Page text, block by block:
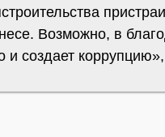
Возможно, в
и создает